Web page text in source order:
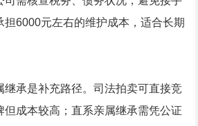
担6000元左右的维护成本，适合长期
承是补充路径。司法拍卖可直接竞
但成本较高；直系亲属继承需凭公证